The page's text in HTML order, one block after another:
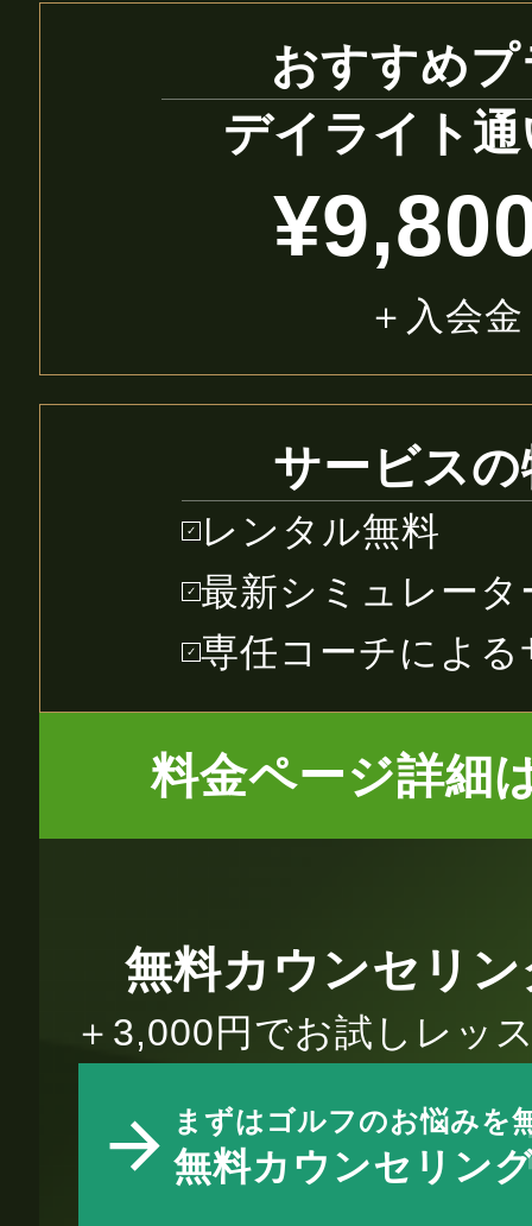
おすすめ
デイライト
＋入会金
サービスの
✓ レンタル無料
✓ 最新シミュレータ
✓ 専任コーチによる
料金ページ詳細
無料カウンセリ
＋3,000円でお試しレッ
まずはゴルフのお悩みを
無料カウンセリン